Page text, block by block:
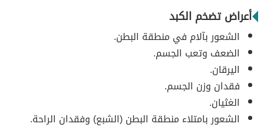
أعراض تضخم الكبد
الشعور بآلام في منطقة البطن.
الضعف وتعب الجسم.
اليرقان.
فقدان وزن الجسم.
الغثيان.
الشعور بامتلاء منطقة البطن (الشبع) وفقدان الراحة.